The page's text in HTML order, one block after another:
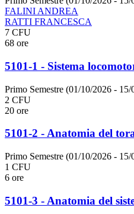
FALINI ANDREA
RATTI FRANCESCA
7 CFU
68 ore
5101-1 - Sistema
Primo Semestre (01/10/2026 - 15/
2 CFU
20 ore
5101-2 - Anatomia del
Primo Semestre (01/10/2026 - 15/
1 CFU
6 ore
5101-3 - Anatomia del